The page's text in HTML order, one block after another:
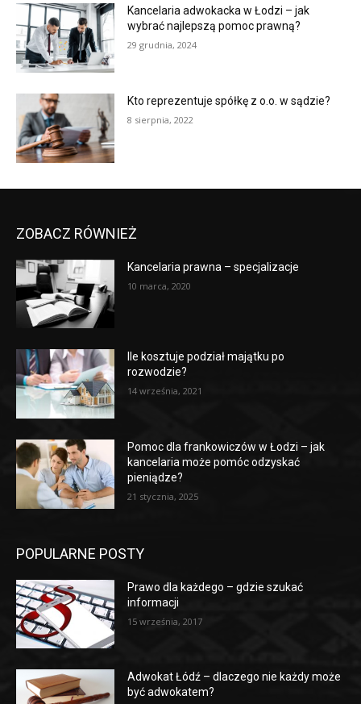
Kancelaria adwokacka w Łodzi – jak
wybrać najlepszą pomoc prawną?
29 grudnia, 2024
Kto reprezentuje spółkę z o.o. w sądzie?
8 sierpnia, 2022
ZOBACZ RÓWNIEŻ
Kancelaria prawna – specjalizacje
10 marca, 2020
Ile kosztuje podział majątku po
rozwodzie?
14 września, 2021
Pomoc dla frankowiczów w Łodzi – jak
kancelaria może pomóc odzyskać
pieniądze?
21 stycznia, 2025
POPULARNE POSTY
Prawo dla każdego – gdzie szukać
informacji
15 września, 2017
Adwokat Łódź – dlaczego nie każdy może
być adwokatem?